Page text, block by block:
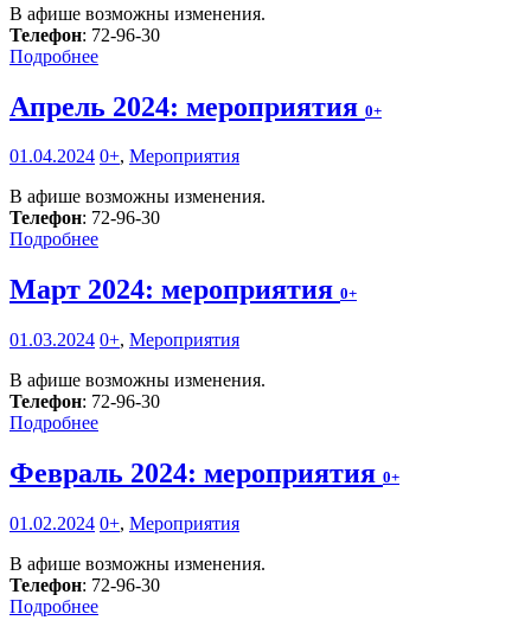
В афише возможны изменения.
Телефон: 72-96-30
Подробнее
Апрель 2024: мероприятия 0+
01.04.2024 0+, Мероприятия
В афише возможны изменения.
Телефон: 72-96-30
Подробнее
Март 2024: мероприятия 0+
01.03.2024 0+, Мероприятия
В афише возможны изменения.
Телефон: 72-96-30
Подробнее
Февраль 2024: мероприятия 0+
01.02.2024 0+, Мероприятия
В афише возможны изменения.
Телефон: 72-96-30
Подробнее